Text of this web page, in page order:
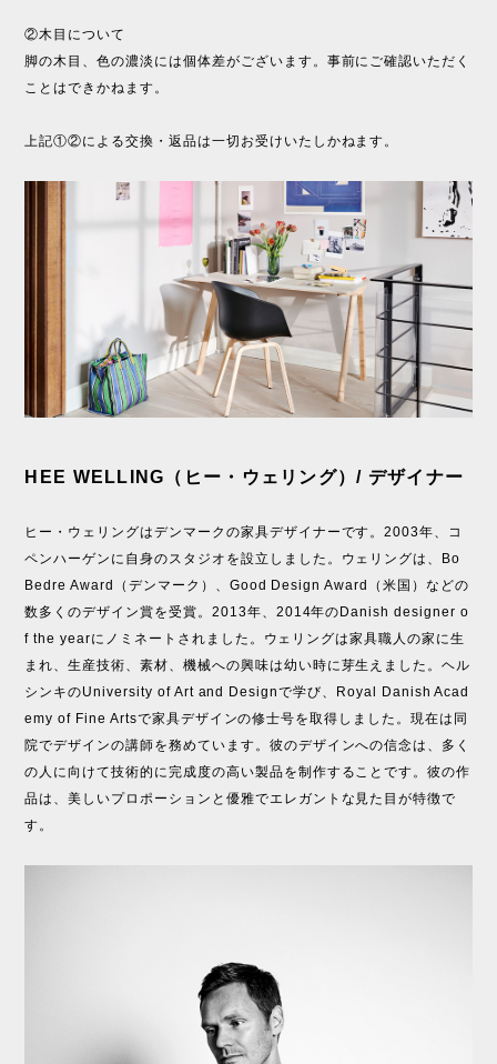
②木目について
脚の木目、色の濃淡には個体差がございます。事前にご確認いただく
ことはできかねます。
上記①②による交換・返品は一切お受けいたしかねます。
HEE WELLING（ヒー・ウェリング）/ デザイナー
ヒー・ウェリングはデンマークの家具デザイナーです。2003年、コ
ペンハーゲンに自身のスタジオを設立しました。ウェリングは、Bo
Bedre Award（デンマーク）、Good Design Award（米国）などの
数多くのデザイン賞を受賞。2013年、2014年のDanish designer o
f the yearにノミネートされました。ウェリングは家具職人の家に生
まれ、生産技術、素材、機械への興味は幼い時に芽生えました。ヘル
シンキのUniversity of Art and Designで学び、Royal Danish Acad
emy of Fine Artsで家具デザインの修士号を取得しました。現在は同
院でデザインの講師を務めています。彼のデザインへの信念は、多く
の人に向けて技術的に完成度の高い製品を制作することです。彼の作
品は、美しいプロポーションと優雅でエレガントな見た目が特徴で
す。